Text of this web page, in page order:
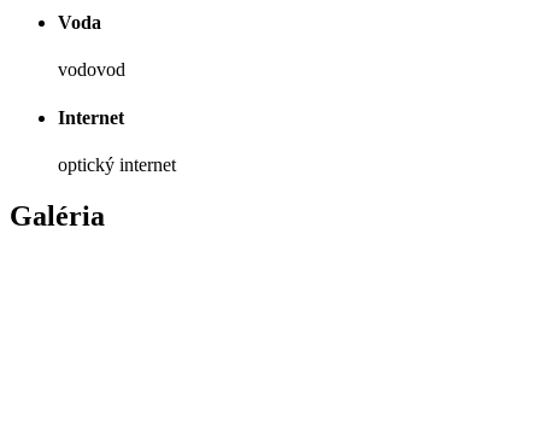
Voda
vodovod
Internet
optický internet
Galéria